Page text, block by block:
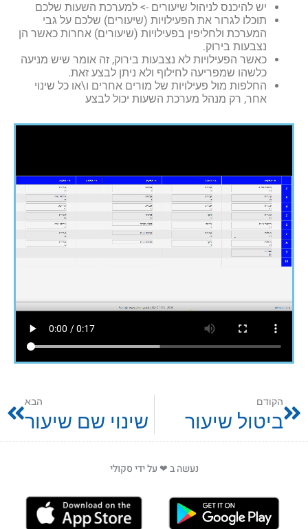
יש להיכנס לניהול שיעורים -> למערכת השעות שלכם
תוכלו לגרור את הפעילויות (שיעורים) שלכם על גבי
המערכת ולחליפין בפעילויות (שיעורים) אחרות כאשר הן
נצבעות בירוק.
כאשר הפעילויות לא נצבעות בירוק, זה אומר שיש מניעה
כלשהו שמפריעה לחילוף ולא ניתן לבצע זאת.
החלפות מול פעילויות של מורים אחרים ו\או כל שינוי
אחר, רק מנהל מערכת השעות יכול לבצע
הקודם
ביטול שיעור
הבא
שינוי שם שיעור
נעשה ב ❤ על ידי סקולי